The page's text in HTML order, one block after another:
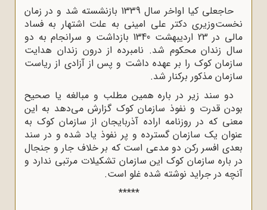
حاجعلى کیا اواخر سال 1339 بازنشسته شد و در زمان
نخست‌وزیری دکتر على امینى به علت اشتهار به فساد
مالى در 23 اردیبهشت 1340 بازداشت و سرانجام به دو
سال زندان محکوم شد. نامبرده از درون زندان هدایت
سازمان کوک را بر عهده داشت و پس از آزادى از ریاست
سازمان مذکور برکنار شد.
دو سند زیر در باره همین مطلب و مبالغه یا صحیح
بودن قدرت و نفوذ سازمان کوک گزارش می‌دهد به این
معنی که در روزنامه اراده آذربایجان از سازمان کوک به
عنوان یک سازمان گسترده و پر نفوذ یاد شده و در سند
بعدی افسر رکن دو مدعی است که بر خلاف جار و جنجال
در باره سازمان کوک این سازمان تشکیلات مرتبی ندارد و
آنچه در جراید نوشته شده غلو است.
*****